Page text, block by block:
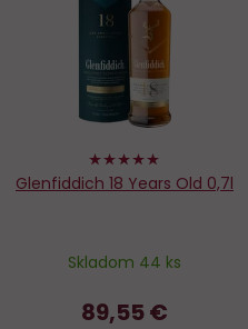
100%
Glenfiddich 18 Years Old 0,7l
Skladom 44 ks
89,55 €